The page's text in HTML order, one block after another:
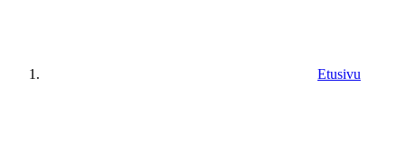
Etusivu